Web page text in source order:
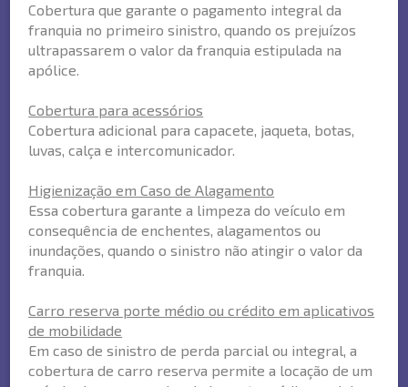
Cobertura que garante o pagamento integral da
franquia no primeiro sinistro, quando os prejuízos
ultrapassarem o valor da franquia estipulada na
apólice.
Cobertura para acessórios
Cobertura adicional para capacete, jaqueta, botas,
luvas, calça e intercomunicador.
Higienização em Caso de Alagamento
Essa cobertura garante a limpeza do veículo em
consequência de enchentes, alagamentos ou
inundações, quando o sinistro não atingir o valor da
franquia.
Carro reserva porte médio ou crédito em aplicativos
de mobilidade
Em caso de sinistro de perda parcial ou integral, a
cobertura de carro reserva permite a locação de um